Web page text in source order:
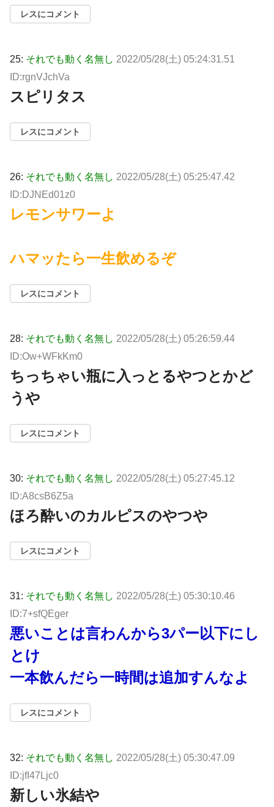
レスにコメント
25: それでも動く名無し 2022/05/28(土) 05:24:31.51
ID:rgnVJchVa
スピリタス
レスにコメント
26: それでも動く名無し 2022/05/28(土) 05:25:47.42
ID:DJNEd01z0
レモンサワーよ
ハマッたら一生飲めるぞ
レスにコメント
28: それでも動く名無し 2022/05/28(土) 05:26:59.44
ID:Ow+WFkKm0
ちっちゃい瓶に入っとるやつとかど
うや
レスにコメント
30: それでも動く名無し 2022/05/28(土) 05:27:45.12
ID:A8csB6Z5a
ほろ酔いのカルピスのやつや
レスにコメント
31: それでも動く名無し 2022/05/28(土) 05:30:10.46
ID:7+sfQEger
悪いことは言わんから3パー以下にし
とけ
一本飲んだら一時間は追加すんなよ
レスにコメント
32: それでも動く名無し 2022/05/28(土) 05:30:47.09
ID:jfI47Ljc0
新しい氷結や